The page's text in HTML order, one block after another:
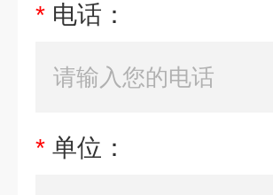
* 电话：
* 单位：